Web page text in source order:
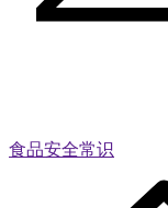
食品安全常识